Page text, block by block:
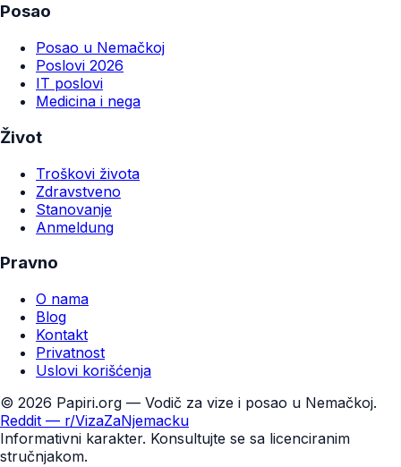
Posao
Posao u Nemačkoj
Poslovi 2026
IT poslovi
Medicina i nega
Život
Troškovi života
Zdravstveno
Stanovanje
Anmeldung
Pravno
O nama
Blog
Kontakt
Privatnost
Uslovi korišćenja
© 2026 Papiri.org — Vodič za vize i posao u Nemačkoj.
Reddit — r/VizaZaNjemacku
Informativni karakter. Konsultujte se sa licenciranim
stručnjakom.